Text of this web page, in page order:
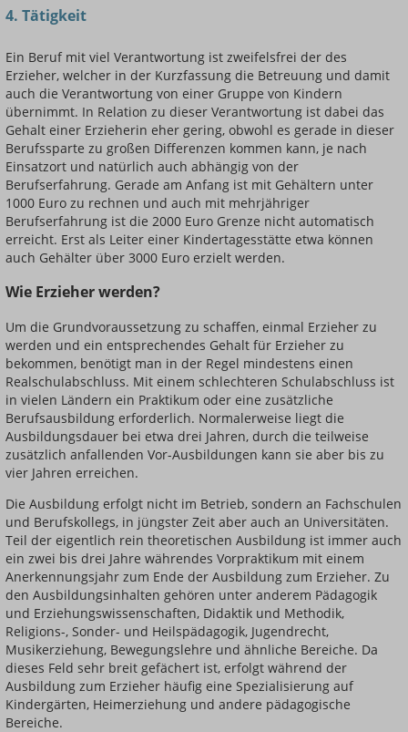
4. Tätigkeit
Ein Beruf mit viel Verantwortung ist zweifelsfrei der des
Erzieher, welcher in der Kurzfassung die Betreuung und damit
auch die Verantwortung von einer Gruppe von Kindern
übernimmt. In Relation zu dieser Verantwortung ist dabei das
Gehalt einer Erzieherin eher gering, obwohl es gerade in dieser
Berufssparte zu großen Differenzen kommen kann, je nach
Einsatzort und natürlich auch abhängig von der
Berufserfahrung. Gerade am Anfang ist mit Gehältern unter
1000 Euro zu rechnen und auch mit mehrjähriger
Berufserfahrung ist die 2000 Euro Grenze nicht automatisch
erreicht. Erst als Leiter einer Kindertagesstätte etwa können
auch Gehälter über 3000 Euro erzielt werden.
Wie Erzieher werden?
Um die Grundvoraussetzung zu schaffen, einmal Erzieher zu
werden und ein entsprechendes Gehalt für Erzieher zu
bekommen, benötigt man in der Regel mindestens einen
Realschulabschluss. Mit einem schlechteren Schulabschluss ist
in vielen Ländern ein Praktikum oder eine zusätzliche
Berufsausbildung erforderlich. Normalerweise liegt die
Ausbildungsdauer bei etwa drei Jahren, durch die teilweise
zusätzlich anfallenden Vor-Ausbildungen kann sie aber bis zu
vier Jahren erreichen.
Die Ausbildung erfolgt nicht im Betrieb, sondern an Fachschulen
und Berufskollegs, in jüngster Zeit aber auch an Universitäten.
Teil der eigentlich rein theoretischen Ausbildung ist immer auch
ein zwei bis drei Jahre währendes Vorpraktikum mit einem
Anerkennungsjahr zum Ende der Ausbildung zum Erzieher. Zu
den Ausbildungsinhalten gehören unter anderem Pädagogik
und Erziehungswissenschaften, Didaktik und Methodik,
Religions-, Sonder- und Heilspädagogik, Jugendrecht,
Musikerziehung, Bewegungslehre und ähnliche Bereiche. Da
dieses Feld sehr breit gefächert ist, erfolgt während der
Ausbildung zum Erzieher häufig eine Spezialisierung auf
Kindergärten, Heimerziehung und andere pädagogische
Bereiche.